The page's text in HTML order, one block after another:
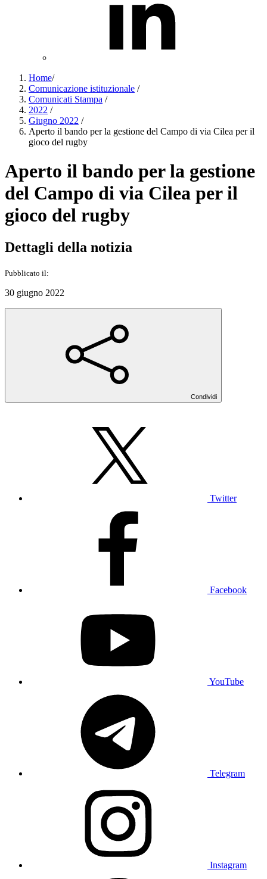
Home/
Comunicazione istituzionale /
Comunicati Stampa /
2022 /
Giugno 2022 /
Aperto il bando per la gestione del Campo di via Cilea per il
gioco del rugby
Aperto il bando per la gestione
del Campo di via Cilea per il
gioco del rugby
Dettagli della notizia
Pubblicato il:
30 giugno 2022
Condividi
Twitter
Facebook
YouTube
Telegram
Instagram